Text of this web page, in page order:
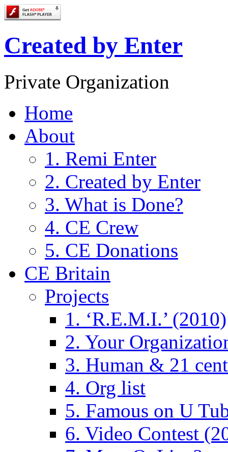
Created by Enter
Private Organization
Home
About
1. Remi Enter
2. Created by Enter
3. What is Done?
4. CE Crew
5. CE Donations
CE Britain
Projects
1. ‘R.E.M.I.’ (2010)
2. Your
3. Human & 21
4. Org list
5. Famous on U
6. Video Contest